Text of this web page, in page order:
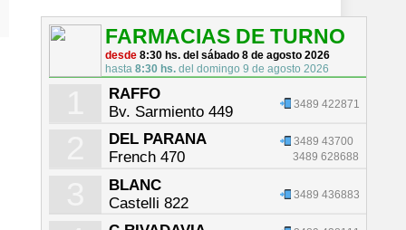
FARMACIAS DE TURNO
desde 8:30 hs. del sábado 8 de agosto 2026
hasta 8:30 hs.del domingo 9 de agosto 2026
RAFFO
Bv. Sarmiento 449
3489 422871
DEL PARANA
French 470
3489 43700
3489 628688
BLANC
Castelli 822
3489 436883